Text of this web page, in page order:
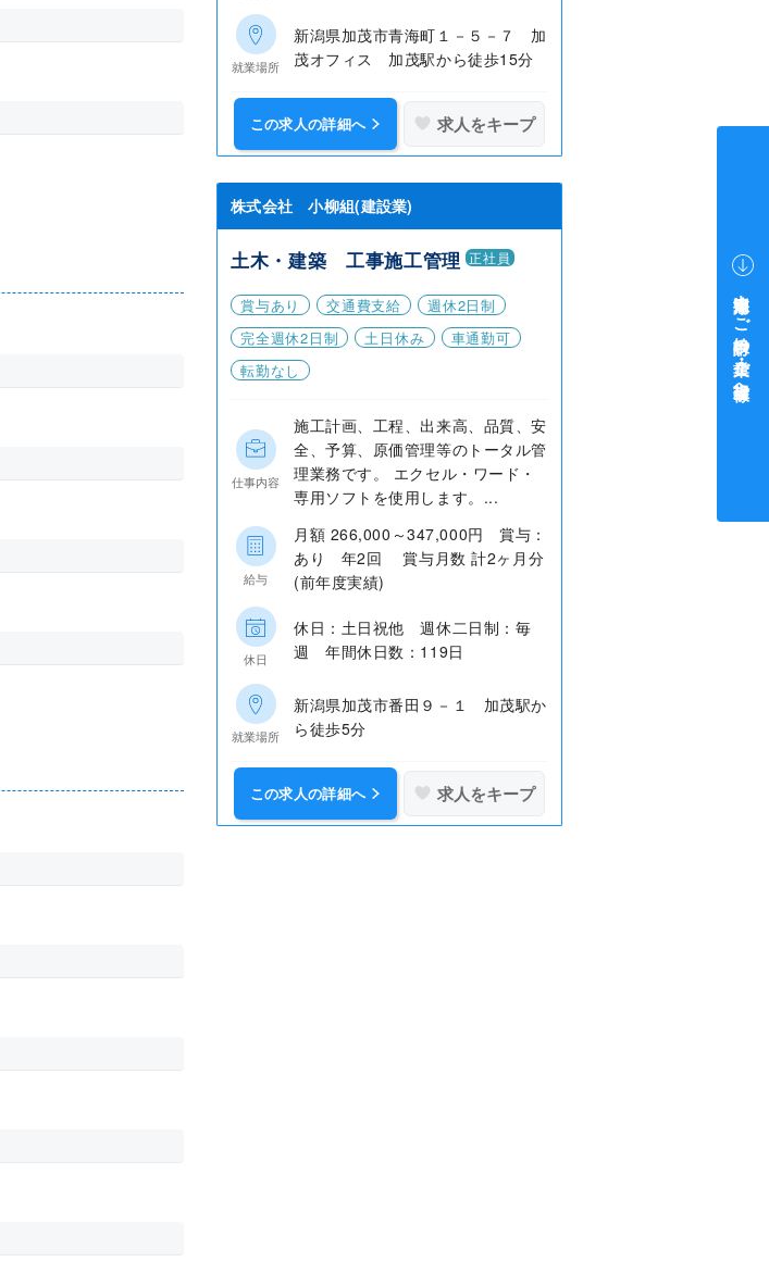
就業場所
新潟県加茂市青海町１－５－７ 加
茂オフィス 加茂駅から徒歩15分
この求人の詳細へ 求人をキープ
株式会社 小柳組(建設業)
土木・建築 工事施工管理 正社員
賞与あり 交通費支給
週休2日制
完全週休2日制
土日休み
車通勤可
転勤なし
仕事内容
施工計画、工程、出来高、品質、安
全、予算、原価管理等のトータル管
理業務です。 エクセル・ワード・
専用ソフトを使用します。...
給与
月額 266,000～347,000円 賞与：
あり 年2回 賞与月数 計2ヶ月分
(前年度実績)
休日
休日：土日祝他 週休二日制：毎
週 年間休日数：119日
就業場所
新潟県加茂市番田９－１ 加茂駅か
ら徒歩5分
この求人の詳細へ 求人をキープ
中途採用をご検討中の企業・ご担当者様へ